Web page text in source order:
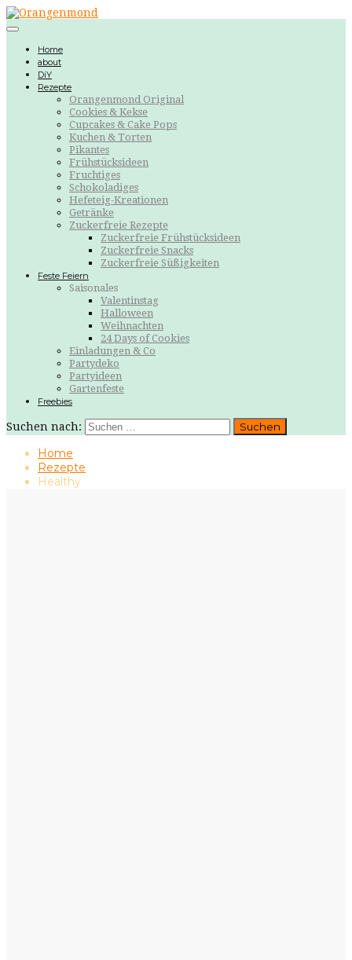
Home
about
DiY
Rezepte
Orangenmond Original
Cookies & Kekse
Cupcakes & Cake Pops
Kuchen & Torten
Pikantes
Frühstücksideen
Fruchtiges
Schokoladiges
Hefeteig-Kreationen
Getränke
Zuckerfreie Rezepte
Zuckerfreie Frühstücksideen
Zuckerfreie Snacks
Zuckerfreie Süßigkeiten
Feste Feiern
Saisonales
Valentinstag
Halloween
Weihnachten
24 Days of Cookies
Einladungen & Co
Partydeko
Partyideen
Gartenfeste
Freebies
Suchen nach:
Home
Rezepte
Healthy